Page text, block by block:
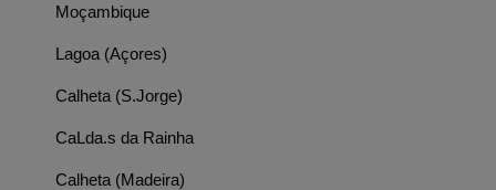
Moçambique
Lagoa (Açores)
Calheta (S.Jorge)
CaLda.s da Rainha
Calheta (Madeira)